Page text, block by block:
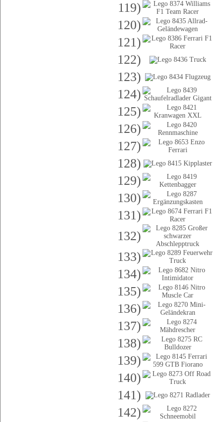
119)
120)
121)
122)
123)
124)
125)
126)
127)
128)
129)
130)
131)
132)
133)
134)
135)
136)
137)
138)
139)
140)
141)
142)